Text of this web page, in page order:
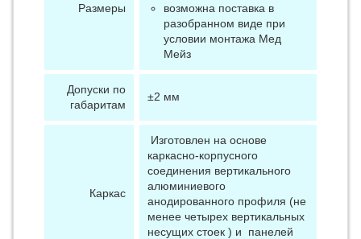
Размеры
возможна поставка в
разобранном виде при
условии монтажа Мед
Мейз
Допуски по
габаритам
±2 мм
Каркас
Изготовлен на основе
каркасно-корпусного
соединения вертикального
алюминиевого
анодированного профиля (не
менее четырех вертикальных
несущих стоек ) и панелей